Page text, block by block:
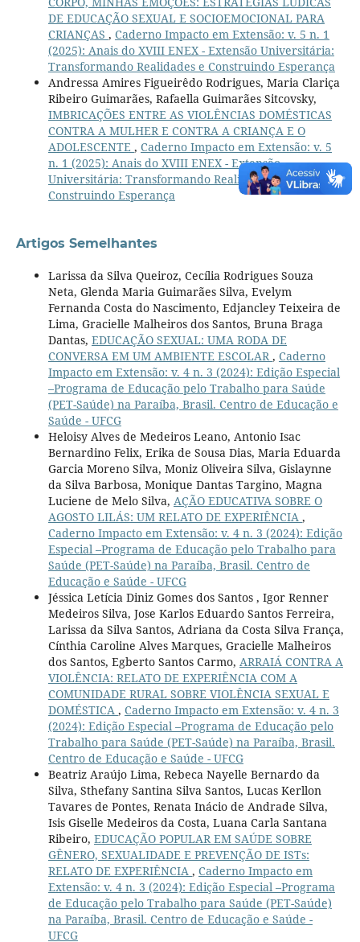
DE EDUCAÇÃO SEXUAL E SOCIOEMOCIONAL PARA
CRIANÇAS , Caderno Impacto em Extensão: v. 5 n. 1
(2025): Anais do XVIII ENEX - Extensão Universitária:
Transformando Realidades e Construindo Esperança
Andressa Amires Figueirêdo Rodrigues, Maria Clariça
Ribeiro Guimarães, Rafaella Guimarães Sitcovsky,
IMBRICAÇÕES ENTRE AS VIOLÊNCIAS DOMÉSTICAS
CONTRA A MULHER E CONTRA A CRIANÇA E O
ADOLESCENTE , Caderno Impacto em Extensão: v. 5
n. 1 (2025): Anais do XVIII ENEX - Extensão
Universitária: Transformando Realidades e
Construindo Esperança
Artigos Semelhantes
Larissa da Silva Queiroz, Cecília Rodrigues Souza
Neta, Glenda Maria Guimarães Silva, Evelym
Fernanda Costa do Nascimento, Edjancley Teixeira de
Lima, Gracielle Malheiros dos Santos, Bruna Braga
Dantas, EDUCAÇÃO SEXUAL: UMA RODA DE
CONVERSA EM UM AMBIENTE ESCOLAR, Caderno
Impacto em Extensão: v. 4 n. 3 (2024): Edição Especial
–Programa de Educação pelo Trabalho para Saúde
(PET-Saúde) na Paraíba, Brasil. Centro de Educação e
Saúde - UFCG
Heloisy Alves de Medeiros Leano, Antonio Isac
Bernardino Felix, Erika de Sousa Dias, Maria Eduarda
Garcia Moreno Silva, Moniz Oliveira Silva, Gislaynne
da Silva Barbosa, Monique Dantas Targino, Magna
Luciene de Melo Silva, AÇÃO EDUCATIVA SOBRE O
AGOSTO LILÁS: UM RELATO DE EXPERIÊNCIA ,
Caderno Impacto em Extensão: v. 4 n. 3 (2024): Edição
Especial –Programa de Educação pelo Trabalho para
Saúde (PET-Saúde) na Paraíba, Brasil. Centro de
Educação e Saúde - UFCG
Jéssica Letícia Diniz Gomes dos Santos , Igor Renner
Medeiros Silva, Jose Karlos Eduardo Santos Ferreira,
Larissa da Silva Santos, Adriana da Costa Silva França,
Cínthia Caroline Alves Marques, Gracielle Malheiros
dos Santos, Egberto Santos Carmo, ARRAIÁ CONTRA A
VIOLÊNCIA: RELATO DE EXPERIÊNCIA COM A
COMUNIDADE RURAL SOBRE VIOLÊNCIA SEXUAL E
DOMÉSTICA , Caderno Impacto em Extensão: v. 4 n. 3
(2024): Edição Especial –Programa de Educação pelo
Trabalho para Saúde (PET-Saúde) na Paraíba, Brasil.
Centro de Educação e Saúde - UFCG
Beatriz Araújo Lima, Rebeca Nayelle Bernardo da
Silva, Sthefany Santina Silva Santos, Lucas Kerllon
Tavares de Pontes, Renata Inácio de Andrade Silva,
Isis Giselle Medeiros da Costa, Luana Carla Santana
Ribeiro, EDUCAÇÃO POPULAR EM SAÚDE SOBRE
GÊNERO, SEXUALIDADE E PREVENÇÃO DE ISTs:
RELATO DE EXPERIÊNCIA , Caderno Impacto em
Extensão: v. 4 n. 3 (2024): Edição Especial –Programa
de Educação pelo Trabalho para Saúde (PET-Saúde)
na Paraíba, Brasil. Centro de Educação e Saúde -
UFCG